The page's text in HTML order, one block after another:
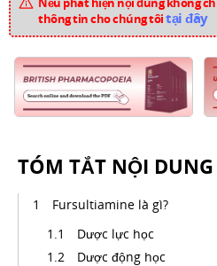
thông tin cho chúng tôitại đây
TÓM TẮT NỘI DUNG
Fursultiamine là gì?
Dược lực học
Dược động học